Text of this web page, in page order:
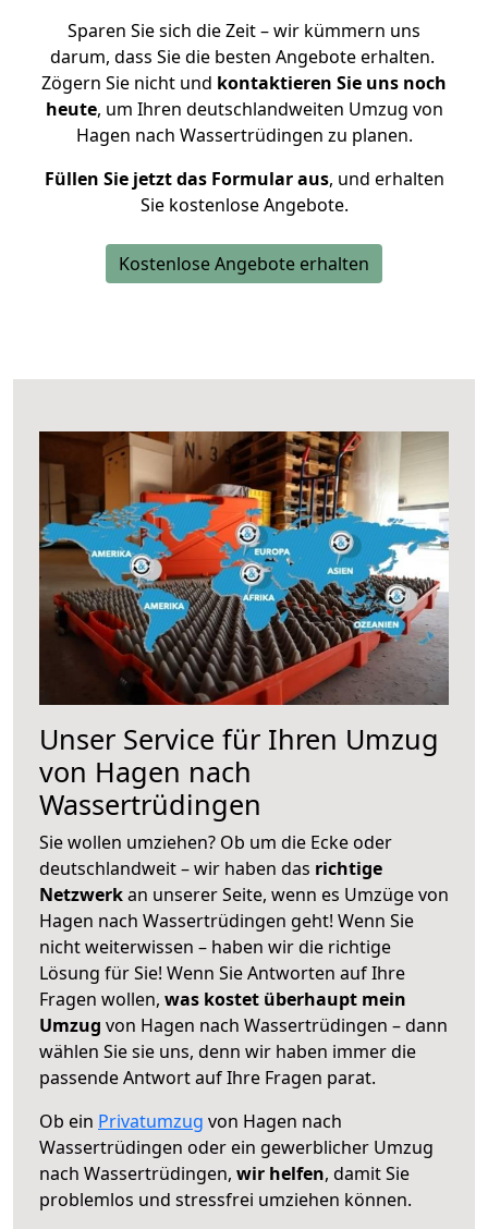
Sparen Sie sich die Zeit – wir kümmern uns
darum, dass Sie die besten Angebote erhalten.
Zögern Sie nicht und kontaktieren Sie uns noch
heute, um Ihren deutschlandweiten Umzug von
Hagen nach Wassertrüdingen zu planen.
Füllen Sie jetzt das Formular aus, und erhalten
Sie kostenlose Angebote.
Kostenlose Angebote erhalten
Unser Service für Ihren Umzug
von Hagen nach
Wassertrüdingen
Sie wollen umziehen? Ob um die Ecke oder
deutschlandweit – wir haben das richtige
Netzwerkan unserer Seite, wenn es Umzüge von
Hagen nach Wassertrüdingen geht! Wenn Sie
nicht weiterwissen – haben wir die richtige
Lösung für Sie! Wenn Sie Antworten auf Ihre
Fragen wollen, was kostet überhaupt mein
Umzug von Hagen nach Wassertrüdingen – dann
wählen Sie sie uns, denn wir haben immer die
passende Antwort auf Ihre Fragen parat.
Ob ein Privatumzug von Hagen nach
Wassertrüdingen oder ein gewerblicher Umzug
nach Wassertrüdingen, wir helfen, damit Sie
problemlos und stressfrei umziehen können.